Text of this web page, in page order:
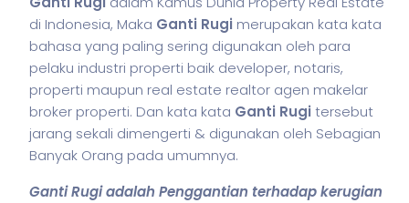
di Indonesia, Maka Ganti Rugi merupakan kata kata
bahasa yang paling sering digunakan oleh para
pelaku industri properti baik developer, notaris,
properti maupun real estate realtor agen makelar
broker properti. Dan kata kata Ganti Rugi tersebut
jarang sekali dimengerti & digunakan oleh Sebagian
Banyak Orang pada umumnya.
Ganti Rugi adalah Penggantian terhadap kerugian